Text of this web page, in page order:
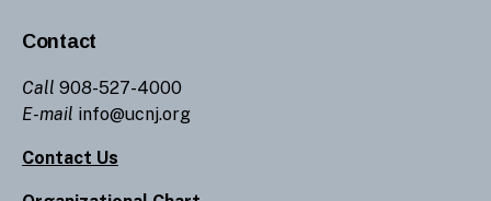
Contact
Call 908-527-4000
E-mail info@ucnj.org
Contact Us